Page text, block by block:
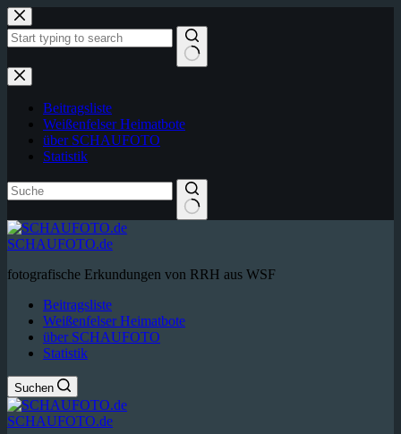
Zum
Inhalt
springen
Keine
Ergebnisse
Beitragsliste
Weißenfelser Heimatbote
über SCHAUFOTO
Statistik
SCHAUFOTO.de
fotografische Erkundungen von RRH aus WSF
Beitragsliste
Weißenfelser Heimatbote
über SCHAUFOTO
Statistik
Suchen
SCHAUFOTO.de